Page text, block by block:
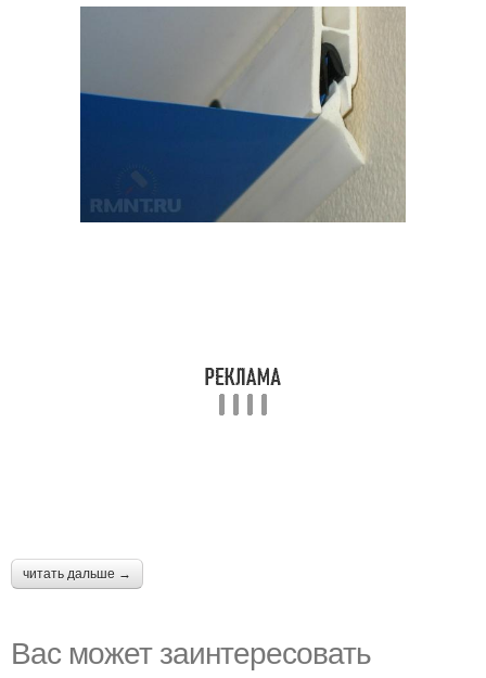
читать дальше →
Вас может заинтересовать